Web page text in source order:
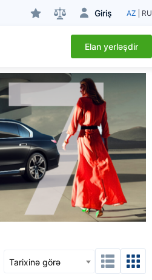
Giriş AZ RU
Elan yerləşdir
Tarixinə görə